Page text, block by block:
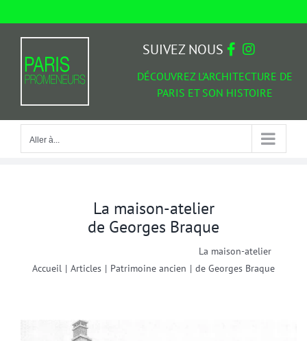
Aller à...
DÉCOUVREZ L'ARCHITECTURE DE
PARIS ET SON HISTOIRE
SUIVEZ NOUS
Aller à...
La maison-atelier
de Georges Braque
Accueil | Articles | Patrimoine ancien |
La maison-atelier
de Georges Braque